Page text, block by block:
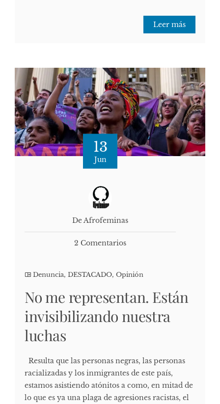
Leer más
13
Jun
De Afrofeminas
2 Comentarios
Denuncia, DESTACADO, Opinión
No me representan. Están
invisibilizando nuestra
luchas
Resulta que las personas negras, las personas
racializadas y los inmigrantes de este país,
estamos asistiendo atónitos a como, en mitad de
lo que es ya una plaga de agresiones racistas, el